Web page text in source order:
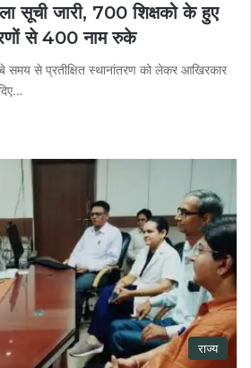
सूची जारी, 700 शिक्षको के हुए
से 400 नाम रुके
समय से प्रतीक्षित स्थानांतरण को लेकर आखिरकार
राज्य